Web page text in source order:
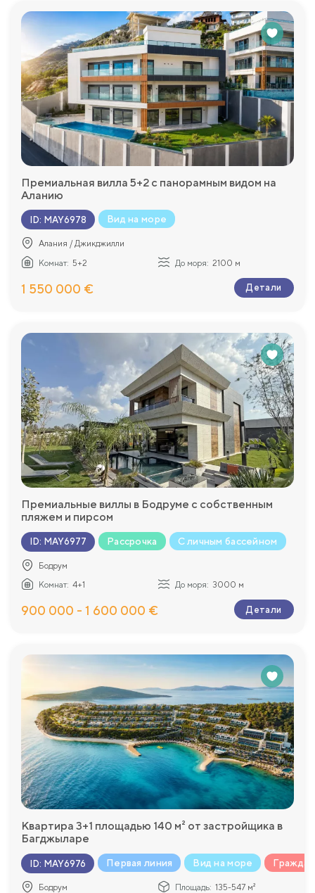
Премиальная вилла 5+2 с панорамным видом на
Аланию
ID: MAY6978 Вид на море
Алания / Джикджилли
Комнат: 5+2 До моря: 2100 м
1 550 000 € Детали
Премиальные виллы в Бодруме с собственным
пляжем и пирсом
ID: MAY6977 Рассрочка С личным бассейном
Бодрум
Комнат: 4+1 До моря: 3000 м
900 000 - 1 600 000 € Детали
Квартира 3+1 площадью 140 м² от застройщика в
Багджыларе
ID: MAY6976 Первая линия Вид на море
Бодрум Площадь: 135-547 м²